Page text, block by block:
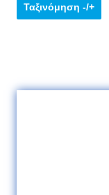
Ταξινόμηση -/+